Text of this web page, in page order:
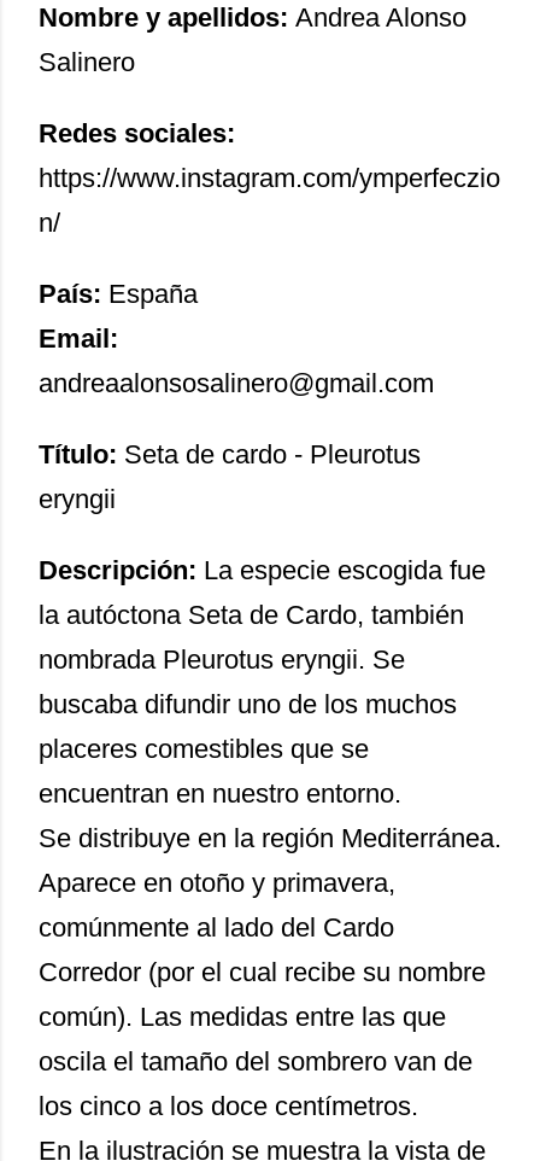
Nombre y apellidos: Andrea Alonso
Salinero
Redes sociales:
https://www.instagram.com/ymperfeczio
n/
País: España
Email:
andreaalonsosalinero@gmail.com
Título: Seta de cardo - Pleurotus
eryngii
Descripción: La especie escogida fue
la autóctona Seta de Cardo, también
nombrada Pleurotus eryngii. Se
buscaba difundir uno de los muchos
placeres comestibles que se
encuentran en nuestro entorno.
Se distribuye en la región Mediterránea.
Aparece en otoño y primavera,
comúnmente al lado del Cardo
Corredor (por el cual recibe su nombre
común). Las medidas entre las que
oscila el tamaño del sombrero van de
los cinco a los doce centímetros.
En la ilustración se muestra la vista de